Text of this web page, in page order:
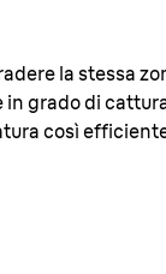
la stessa
in grado di
così